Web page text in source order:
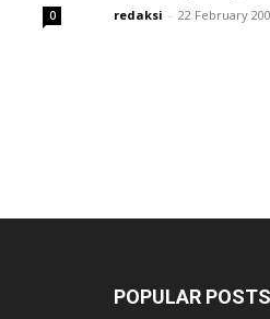
0 redaksi - 22 February
POPULAR POSTS